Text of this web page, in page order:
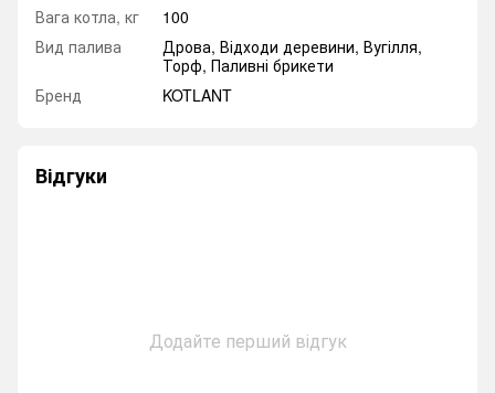
Вага котла, кг
100
Вид палива
Дрова, Відходи деревини, Вугілля,
Торф, Паливні брикети
Бренд
KOTLANT
Відгуки
Додайте перший відгук